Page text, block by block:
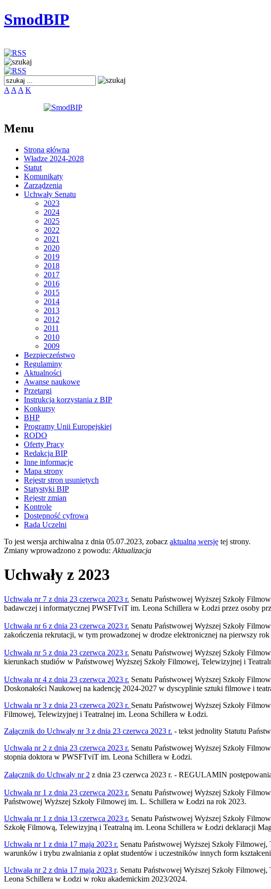
SmodBIP
A A A K
Menu
Strona główna
Władze 2024-2028
Statut
Komunikaty
Zarządzenia
Uchwały Senatu
2023
2024
2025
2022
2021
2020
2019
2018
2017
2016
2015
2014
2013
2012
2011
2010
2009
Bezpieczeństwo
Regulaminy
Aktualności
Awanse naukowe
Przetargi
Instrukcja korzystania z BIP
Konkursy
BHP
Programy Unii Europejskiej
RODO
Oferty Pracy
Redakcja BIP
Inne informacje
Mapa strony
Rejestr stron usuniętych
Statystyki BIP
Rejestr zmian
Kontrole
Dostępność cyfrowa
Rada Uczelni
To jest wersja archiwalna z dnia 05.07.2023, zobacz aktualną wersję tej strony.
Zmiany wprowadzono z powodu: Aktualizacja
Uchwały z 2023
Uchwała nr 7 z dnia 23 czerwca 2023 r. Senatu Państwowej Wyższej Szkoły
badawczej i informatycznej PWSFTviT im. Leona Schillera w Łodzi przez osoby
Uchwała nr 6 z dnia 23 czerwca 2023 r. Senatu Państwowej Wyższej Szkoły
zakończenia rekrutacji, w tym prowadzonej w drodze elektronicznej na pierwszy
Uchwała nr 5 z dnia 23 czerwca 2023 r. Senatu Państwowej Wyższej Szkoły
kierunkach studiów w Państwowej Wyższej Szkoły Filmowej, Telewizyjnej i
Uchwała nr 4 z dnia 23 czerwca 2023 r. Senatu Państwowej Wyższej Szkoły
Doskonałości Naukowej na kadencję 2024-2027 w dyscyplinie sztuki filmowe i
Uchwała nr 3 z dnia 23 czerwca 2023 r. Senatu Państwowej Wyższej Szkoły
Filmowej, Telewizyjnej i Teatralnej im. Leona Schillera w Łodzi.
Załącznik do Uchwały nr 3 z dnia 23 czerwca 2023 r. - tekst jednolity Statutu
Uchwała nr 2 z dnia 23 czerwca 2023 r. Senatu Państwowej Wyższej Szkoły
stopnia doktora w PWSFTviT im. Leona Schillera w Łodzi.
Załącznik do Uchwały nr 2 z dnia 23 czerwca 2023 r. - REGULAMIN
Uchwała nr 1 z dnia 23 czerwca 2023 r. Senatu Państwowej Wyższej Szkoły
Państwowej Wyższej Szkoły Filmowej im. L. Schillera w Łodzi na rok 2023.
Uchwała nr 1 z dnia 13 czerwca 2023 r. Senatu Państwowej Wyższej Szkoły
Szkołę Filmową, Telewizyjną i Teatralną im. Leona Schillera w Łodzi deklaracji
Uchwała nr 1 z dnia 17 maja 2023 r. Senatu Państwowej Wyższej Szkoły
warunków i trybu zwalniania z opłat studentów i uczestników innych form
Uchwała nr 2 z dnia 17 maja 2023 r. Senatu Państwowej Wyższej Szkoły
Leona Schillera w Łodzi w roku akademickim 2023/2024.